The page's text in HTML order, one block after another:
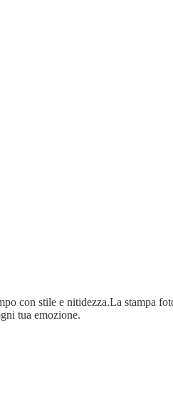
con stile e nitidezza.La stampa
tua emozione.